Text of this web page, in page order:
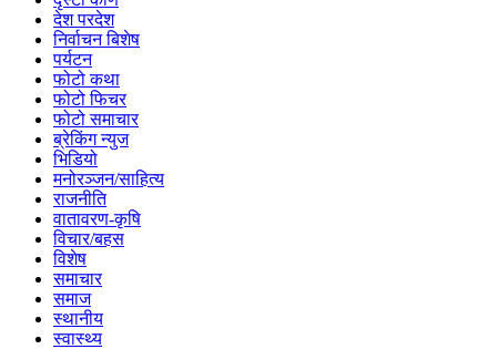
देश परदेश
निर्वाचन बिशेष
पर्यटन
फोटो कथा
फोटो फिचर
फोटो समाचार
ब्रेकिंग न्युज
भिडियो
मनोरञ्जन/साहित्य
राजनीति
वातावरण-कृषि
विचार/बहस
विशेष
समाचार
समाज
स्थानीय
स्वास्थ्य